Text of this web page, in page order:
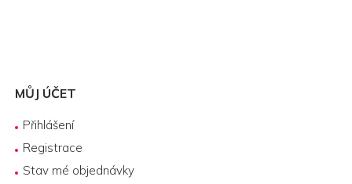
MŮJ ÚČET
Přihlášení
Registrace
Stav mé objednávky